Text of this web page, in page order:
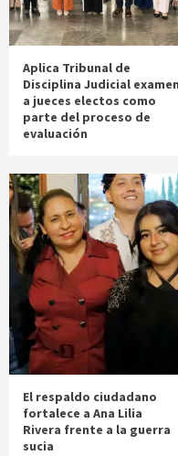
Aplica Tribunal de
Disciplina Judicial examen
a jueces electos como
parte del proceso de
evaluación
El respaldo ciudadano
fortalece a Ana Lilia
Rivera frente a la guerra
sucia